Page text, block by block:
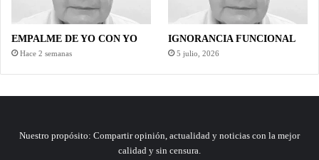
EMPALME DE YO CON YO
Hace 2 semanas
IGNORANCIA FUNCIONAL
5 julio, 2026
Nuestro propósito: Compartir opinión, actualidad y noticias con la mejor
calidad y sin censura.